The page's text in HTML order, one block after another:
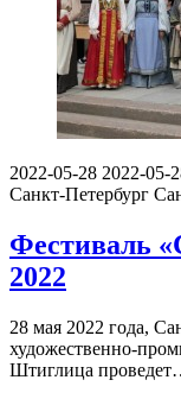
2022-05-28 2022-05-
Санкт-Петербург
Фестиваль
2022
28 мая 2022 года,
художественно-
Штиглица